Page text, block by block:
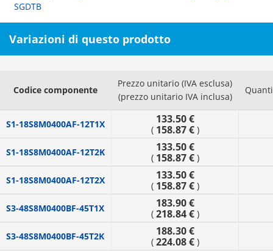
SGDTB
Variazioni di questo prodotto
Codice componente
Prezzo unitario (IVA esclusa)
(prezzo unitario IVA inclusa)
S1-18S8M0400AF-12T1X 133.50 €
( 158.87 €)
S1-18S8M0400AF-12T2K 133.50 €
( 158.87 €)
S1-18S8M0400AF-12T2X 133.50 €
( 158.87 €)
S3-48S8M0400BF-45T1X 183.90 €
( 218.84 €)
S3-48S8M0400BF-45T2K 188.30 €
( 224.08 €)